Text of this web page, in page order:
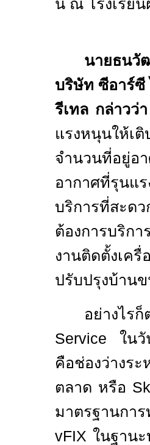
นี้ ณ โรงเรีย
นายธน
บริษัท ซีอาร์ซี
รีเทล กล่าวว่า
แรงหนุนให้เ
จำนวนที่อยู่อ
อากาศที่รุนแ
บริการที่สะด
ต้องการบริก
งานติดตั้งเค
ปรับปรุงบ้าน
อย่างไร
Service ใน
คือช่องว่างร
ตลาด หรือ
มาตรฐานกา
vFIX ในฐาน